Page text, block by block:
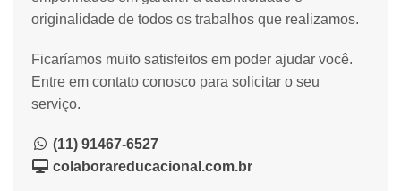
originalidade de todos os trabalhos que realizamos.
Ficaríamos muito satisfeitos em poder ajudar você.
Entre em contato conosco para solicitar o seu
serviço.
(11) 91467-6527
colaborareducacional.com.br